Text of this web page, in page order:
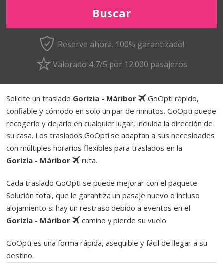
Reserve ahora. 100% garantizado!
Valorado 4,7/5 por 12.000 pasajeros
Solicite un traslado Gorizia - Máribor
GoOpti rápido,
confiable y cómodo en solo un par de minutos. GoOpti puede
recogerlo y dejarlo en cualquier lugar, incluida la dirección de
su casa. Los traslados GoOpti se adaptan a sus necesidades
con múltiples horarios flexibles para traslados en la
Gorizia - Máribor
ruta.
Cada traslado GoOpti se puede mejorar con el paquete
Solución total, que le garantiza un pasaje nuevo o incluso
alojamiento si hay un restraso debido a eventos en el
Gorizia - Máribor
camino y pierde su vuelo.
GoOpti es una forma rápida, asequible y fácil de llegar a su
destino.